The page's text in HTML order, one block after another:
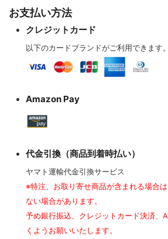
お支払い方法
クレジットカード
以下のカードブランドがご利用できます。
Amazon Pay
代金引換（商品到着時払い）
ヤマト運輸代金引換サービス
※特注、お取り寄せ商品が含まれる場合
ない場合があります。
予め銀行振込、クレジットカード決済、
くようお願いいたします。